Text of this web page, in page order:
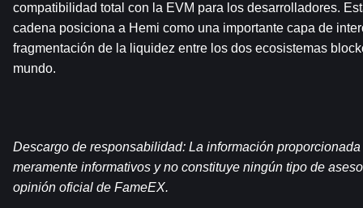
compatibilidad total con la EVM para los desarrolladores.
cadena posiciona a Hemi como una importante capa de
fragmentación de la liquidez entre los dos ecosistemas
mundo.
Descargo de responsabilidad: La información
meramente informativos y no constituye ningún tipo de
opinión oficial de FameEX.